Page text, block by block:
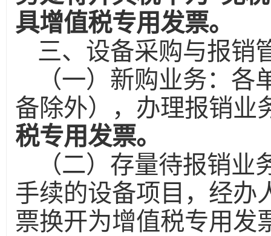
具增值税专用发票。
三、设备采购与报销
（一）新购业务：
备除外），办理报销业
税专用发票。
（二）存量待报销
手续的设备项目，经办
票换开为增值税专用发